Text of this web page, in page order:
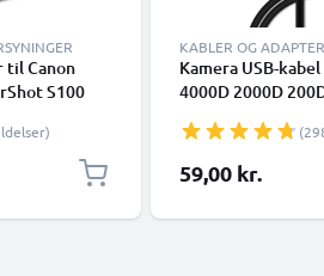
til Canon
S100
fra
KABLER OG
Kamera USB-
4000D 2000D
PowerShot G7X
Hurtig opladning
kamera 1A
59,00 kr.